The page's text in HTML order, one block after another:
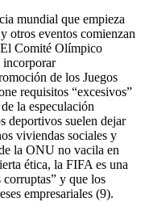
mundial que empieza
otros eventos comienzan
Comité Olímpico
de los Juegos
requisitos “excesivos”
la especulación
deportivos suelen dejar
viviendas sociales y
la ONU no vacila en
ética, la FIFA es una
corruptas” y que los
empresariales (9).